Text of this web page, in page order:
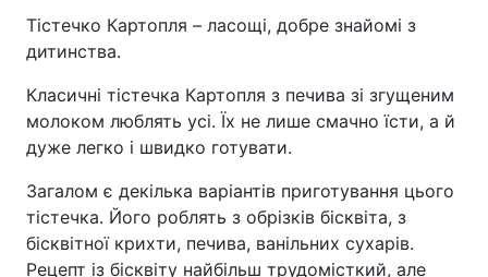
Тістечко Картопля – ласощі, добре знайомі з
дитинства.
Класичні тістечка Картопля з печива зі згущеним
молоком люблять усі. Їх не лише смачно їсти, а й
дуже легко і швидко готувати.
Загалом є декілька варіантів приготування цього
тістечка. Його роблять з обрізків бісквіта, з
бісквітної крихти, печива, ванільних сухарів.
Рецепт із бісквіту найбільш трудомісткий, але